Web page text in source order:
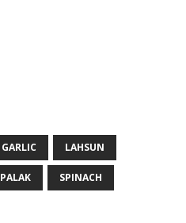
GARLIC LAHSUN
PALAK SPINACH